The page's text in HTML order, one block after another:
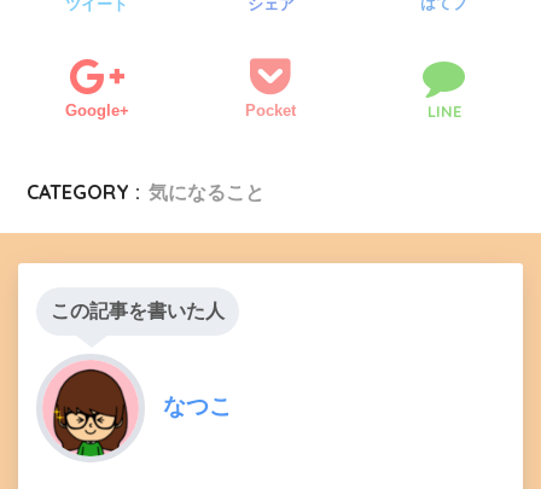
ツイート シェア
Google+ Pocket LINE
CATEGORY : 気になること
この記事を書いた人
なつこ